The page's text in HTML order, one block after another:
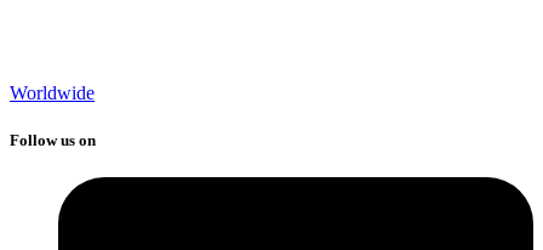
Worldwide
Follow us on